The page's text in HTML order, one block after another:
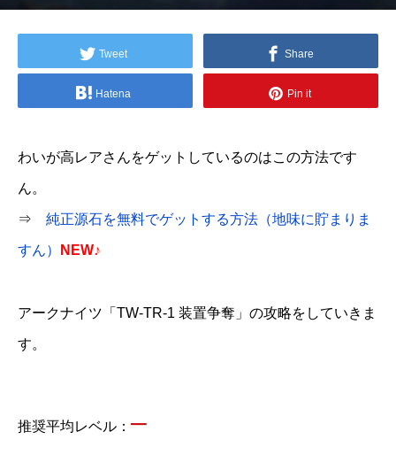
Tweet Share
Hatena Pin it
わいが高レアさんをゲットしているのはこの方法です
ん。
⇒ 純正源石を無料でゲットする方法（地味に貯まりま
すん） NEW♪
アークナイツ「TW-TR-1 装置争奪」の攻略をしていきま
す。
推奨平均レベル： –